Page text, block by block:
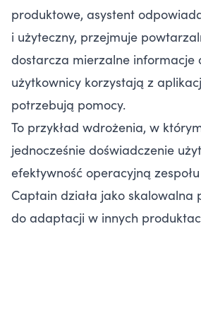
produktowe, asystent
i użyteczny, przejmuje
dostarcza mierzalne informacje
użytkownicy korzystają z
potrzebują pomocy.
To przykład wdrożenia, w
jednocześnie doświadczenie
efektywność operacyjną
Captain działa jako
do adaptacji w innych